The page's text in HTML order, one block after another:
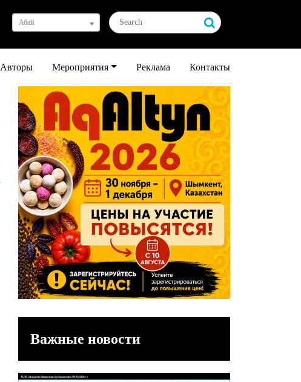
Абай
Авторы Мероприятия Реклама Контакты
Важные новости